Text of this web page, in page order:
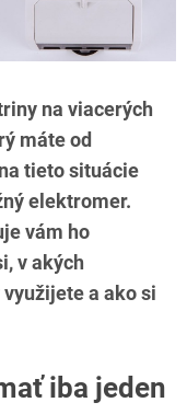
na viacerých
máte od
tieto situácie
elektromer.
vám ho
v akých
a ako si
iba jeden